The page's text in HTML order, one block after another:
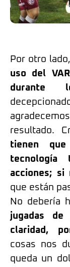
Por otro lado,
uso del
durante
resultado.
tienen
acciones; si
que están
No debería
jugadas
claridad,
cosas nos
queda un